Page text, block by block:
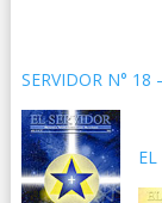
SERVIDOR N° 18